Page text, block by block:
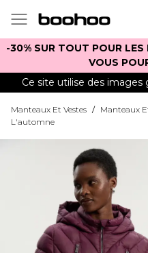
-30% SUR TOUT POUR LES
VOUS
Ce site utilise des
Manteaux Et Vestes / Manteaux
L'automne